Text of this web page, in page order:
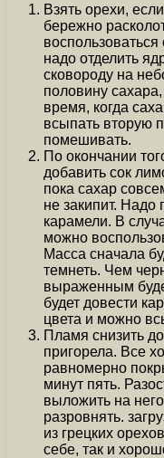
Взять орехи,
бережно
надо отделить
сковороду на
половину
время, когда
всыпать вторую
помешивать.
По окончании
добавить сок
пока сахар
не закипит. Надо
карамели. В
можно
Масса сначала
темнеть. Чем
выраженным
будет довести
цвета и можно
Пламя снизить
пригорела. Все
равномерно
минут пять.
выложить на
разровнять.
из грецких
себе, так и